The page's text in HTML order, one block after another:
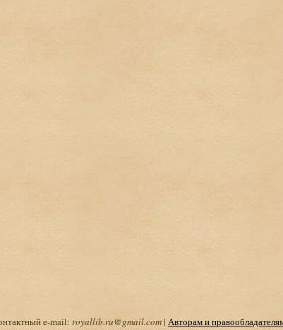
e-mail: royallib.ru@gmail.com| Авторам и